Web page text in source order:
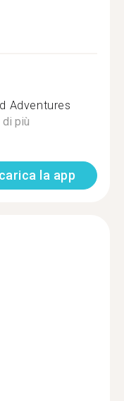
Adventures
più
la app